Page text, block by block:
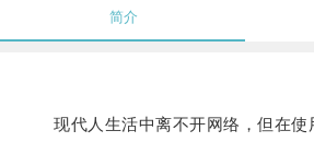
简介
现代人生活中离不开网络，但在使